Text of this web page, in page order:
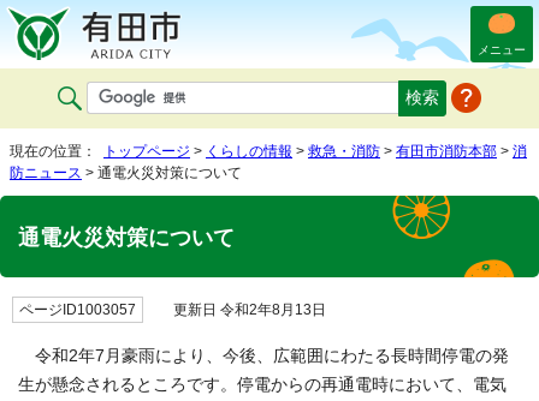
メニュー
現在の位置： トップページ > くらしの情報 > 救急・消防 > 有田市消防本部 > 消
防ニュース > 通電火災対策について
通電火災対策について
ページID1003057 更新日 令和2年8月13日
令和2年7月豪雨により、今後、広範囲にわたる長時間停電の発
生が懸念されるところです。停電からの再通電時において、電気